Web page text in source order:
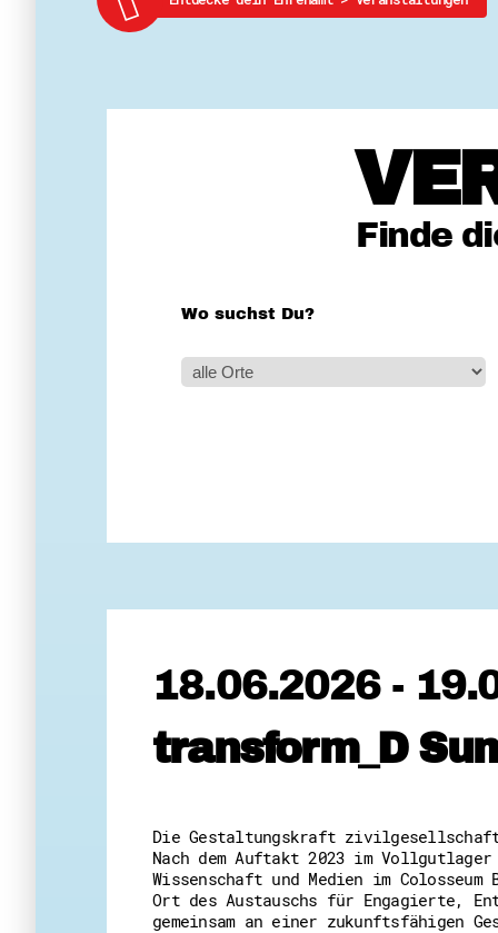
Finde
Wo suchst Du?
18.06.2026 -
transform_D
Die Gestaltungskraft
Nach dem Auftakt 2023 im
Wissenschaft und Medien im
Ort des Austauschs für Engagierte,
gemeinsam an einer zukunftsfähigen